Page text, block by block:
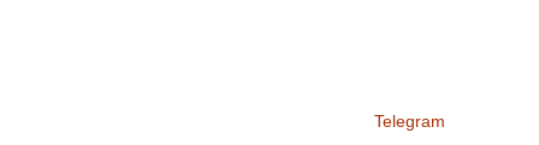
Telegram